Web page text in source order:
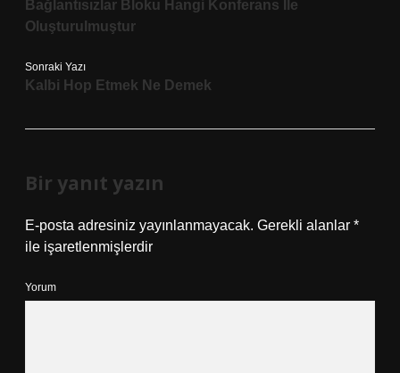
Bağlantısızlar Bloku Hangi Konferans Ile
Oluşturulmuştur
Sonraki Yazı
Kalbi Hop Etmek Ne Demek
Bir yanıt yazın
E-posta adresiniz yayınlanmayacak. Gerekli alanlar *
ile işaretlenmişlerdir
Yorum